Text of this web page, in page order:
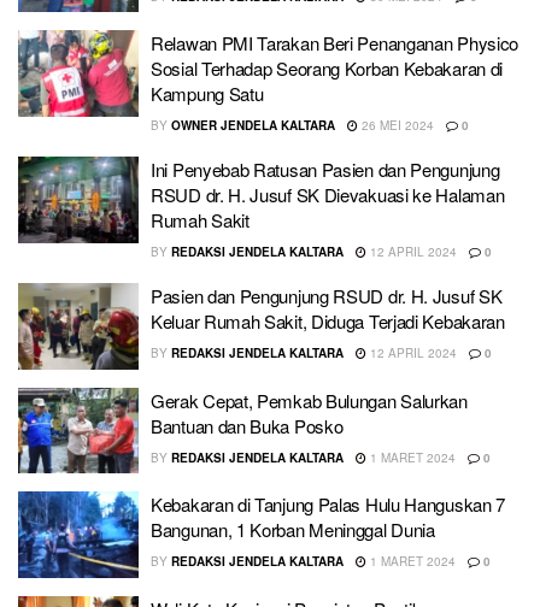
Relawan PMI Tarakan Beri Penanganan Physico
Sosial Terhadap Seorang Korban Kebakaran di
Kampung Satu
BY OWNER JENDELA KALTARA 26 MEI 2024 0
Ini Penyebab Ratusan Pasien dan Pengunjung
RSUD dr. H. Jusuf SK Dievakuasi ke Halaman
Rumah Sakit
BY REDAKSI JENDELA KALTARA 12 APRIL 2024 0
Pasien dan Pengunjung RSUD dr. H. Jusuf SK
Keluar Rumah Sakit, Diduga Terjadi Kebakaran
BY REDAKSI JENDELA KALTARA 12 APRIL 2024 0
Gerak Cepat, Pemkab Bulungan Salurkan
Bantuan dan Buka Posko
BY REDAKSI JENDELA KALTARA 1 MARET 2024 0
Kebakaran di Tanjung Palas Hulu Hanguskan 7
Bangunan, 1 Korban Meninggal Dunia
BY REDAKSI JENDELA KALTARA 1 MARET 2024 0